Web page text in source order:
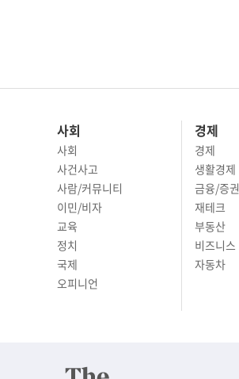
사회
사회
사건사고
사람/커뮤니티
이민/비자
교육
정치
국제
오피니언
경제
경제
생활경제
금융/증권
재테크
부동산
비즈니스
자동차